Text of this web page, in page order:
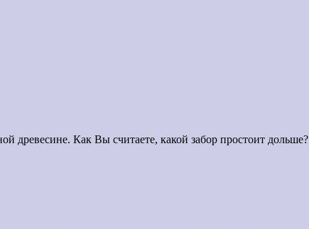
древесине. Как Вы считаете, какой забор простоит дольше?